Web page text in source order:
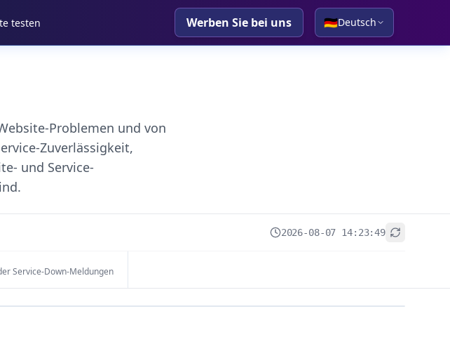
testen Werben Sie bei uns 🇩🇪Deutsch
Problemen und von
Zuverlässigkeit,
und Service-
2026-08-07 14:23:49
Service-Down-Meldungen